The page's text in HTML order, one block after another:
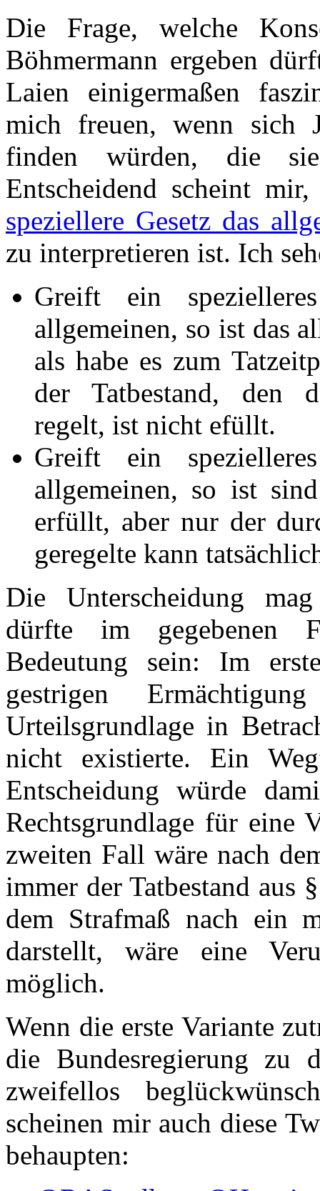
Die Frage, welche
Böhmermann ergeben
Laien einigermaßen
mich freuen, wenn sich
finden würden, die
Entscheidend scheint
speziellere Gesetz das
zu interpretieren ist. Ich
Greift ein
allgemeinen, so ist das
als habe es zum
der Tatbestand, den
regelt, ist nicht efüllt.
Greift ein
allgemeinen, so ist
erfüllt, aber nur der
geregelte kann
Die Unterscheidung
dürfte im gegebenen
Bedeutung sein: Im
gestrigen
Urteilsgrundlage in
nicht existierte. Ein
Entscheidung würde
Rechtsgrundlage für eine
zweiten Fall wäre nach
immer der Tatbestand aus
dem Strafmaß nach ein
darstellt, wäre eine
möglich.
Wenn die erste Variante
die Bundesregierung zu
zweifellos
scheinen mir auch diese
behaupten: